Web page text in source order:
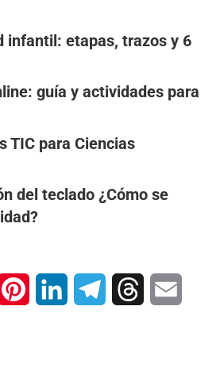
infantil: etapas, trazos y 6
guía y actividades para
TIC para Ciencias
del teclado ¿Cómo se
Pinterest LinkedIn TelegramThreads